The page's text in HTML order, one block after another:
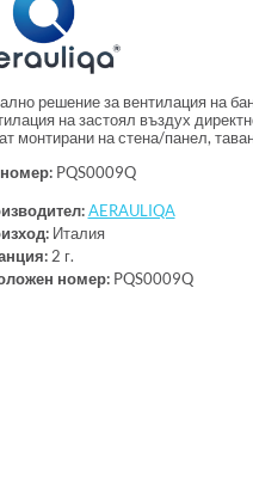
решение за вентилация на
на застоял въздух
монтирани на стена/панел,
PQS0009Q
AERAULIQA
Италия
2 г.
номер:PQS0009Q